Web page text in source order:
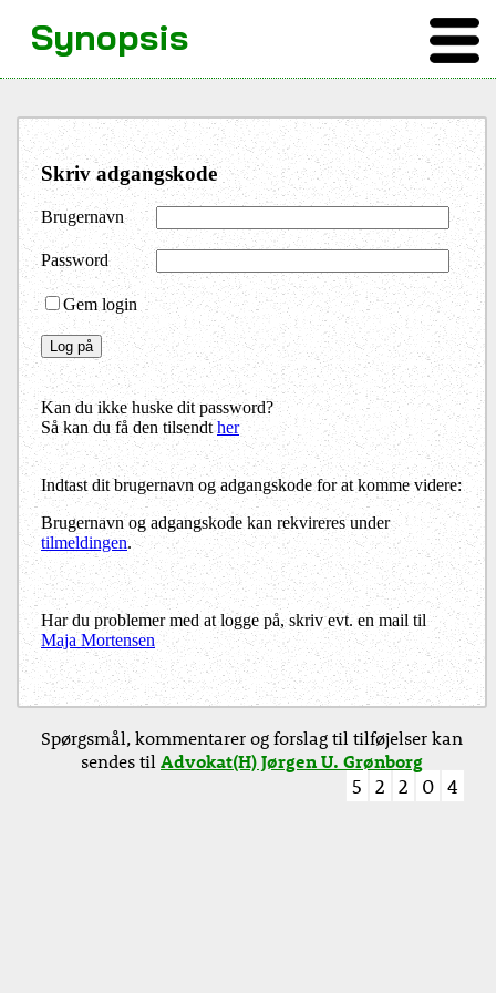
Skriv adgangskode
Brugernavn
Password
Gem login
Kan du ikke huske dit password?
Så kan du få den tilsendther
Indtast dit brugernavn og adgangskode for at komme videre:
Brugernavn og adgangskode kan rekvireres under
tilmeldingen.
Har du problemer med at logge på, skriv evt. en mail til
Maja Mortensen
Synopsis
Spørgsmål, kommentarer og forslag til tilføjelser kan
sendes tilAdvokat(H) Jørgen U. Grønborg
5 2 2 0 4